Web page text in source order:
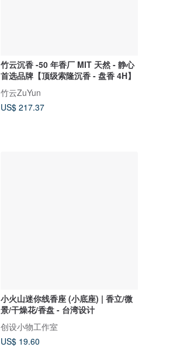
竹云沉香 -50 年香厂 MIT 天然 - 静心
首选品牌【顶级索隆沉香 - 盘香 4H】
竹云ZuYun
US$ 217.37
小火山迷你线香座 (小底座) | 香立/微
景/干燥花/香盘 - 台湾设计
创设小物工作室
US$ 19.60